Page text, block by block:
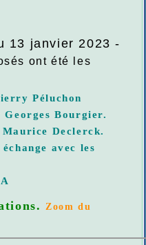
13 janvier 2023 -
ont été les
Péluchon
Bourgier.
Declerck.
avec les
. Zoom du